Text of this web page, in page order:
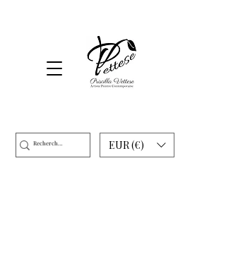
EUR (€)